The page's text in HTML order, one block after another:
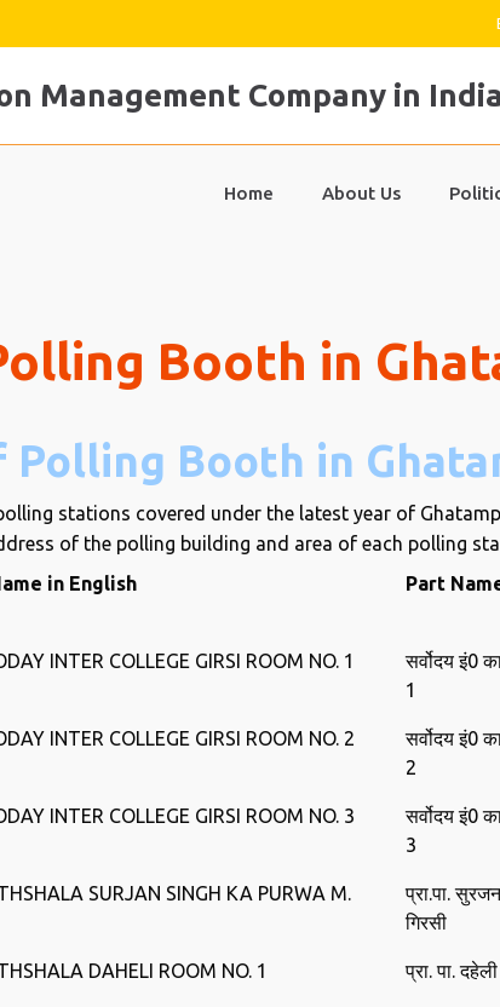
Home About Us
Booth in
Polling Booth in
stations covered under the latest year of
of the polling building and area of ​​each polling
in English Part
INTER COLLEGE GIRSI ROOM NO. 1
सर्वोदय इं0
1
INTER COLLEGE GIRSI ROOM NO. 2
सर्वोदय इं0
2
INTER COLLEGE GIRSI ROOM NO. 3
सर्वोदय इं0
3
SURJAN SINGH KA PURWA M.
प्रा.पा.
गिरसी
DAHELI ROOM NO. 1 प्रा. पा.